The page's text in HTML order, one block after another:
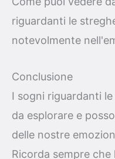
riguardanti le
notevolmente
Conclusione
I sogni riguardanti
da esplorare e
delle nostre
Ricorda sempre